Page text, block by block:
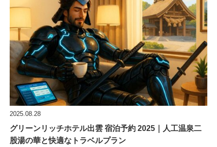
2025.08.28
グリーンリッチホテル出雲 宿泊予約 2025｜人工温泉二
股湯の華と快適なトラベルプラン